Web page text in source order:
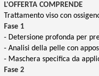
L'OFFERTA COMPRENDE
Trattamento viso con
Fase 1
- Detersione profonda per
- Analisi della pelle con
- Maschera specifica da
Fase 2